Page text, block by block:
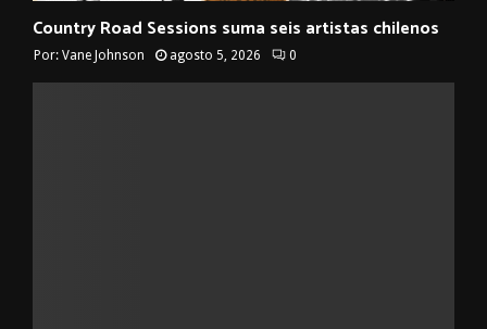
Country Road Sessions suma seis artistas chilenos
Por: Vane Johnson agosto 5, 2026 0